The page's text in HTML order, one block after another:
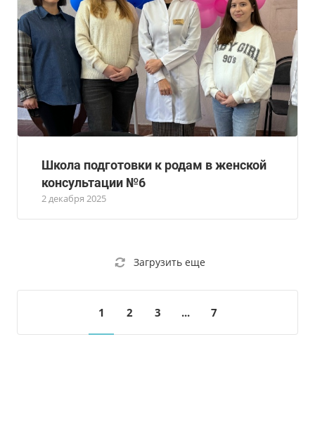
Школа подготовки к родам в женской
консультации №6
2 декабря 2025
Загрузить еще
1 2 3 ... 7